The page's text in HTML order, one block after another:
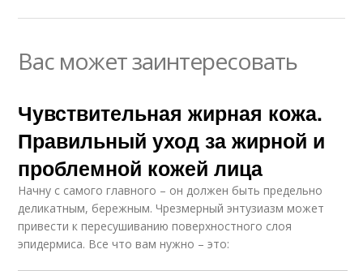
Вас может заинтересовать
Чувствительная жирная кожа.
Правильный уход за жирной и
проблемной кожей лица
Начну с самого главного – он должен быть предельно
деликатным, бережным. Чрезмерный энтузиазм может
привести к пересушиванию поверхностного слоя
эпидермиса. Все что вам нужно – это: